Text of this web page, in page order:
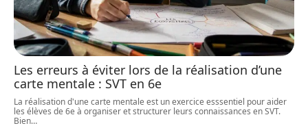
Les erreurs à éviter lors de la réalisation d’une
carte mentale : SVT en 6e
La réalisation d'une carte mentale est un exercice esssentiel pour aider
les élèves de 6e à organiser et structurer leurs connaissances en SVT.
Bien…